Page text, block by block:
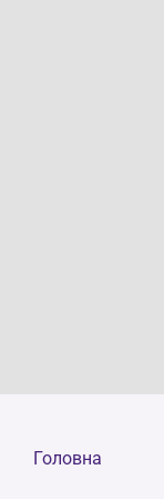
Головна